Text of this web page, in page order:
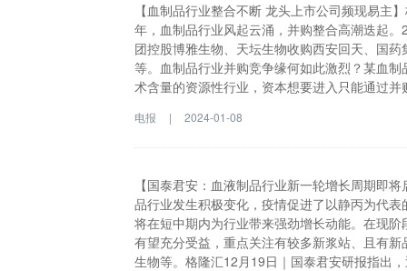
【血制品行业整合不断 龙头上市公司频现易主
年，血制品行业风起云涌，并购整合高潮迭起
团控股博雅生物、天坛生物收购西安回天、国
等。血制品行业并购竞争缘何如此激烈？某血
术含量的资源性行业，资本想要进入只能通过
业风起云涌，并购整合高潮迭起。2021年以来
性行业，资本想要进入只能通过并购。而从全
行业未来发展的大方向。
电报 | 2024-01-08
【国泰君安：血液制品行业新一轮增长周期即
品行业发生积极变化，疫情促进了以静丙为代
将在短中期内为行业带来强劲增长动能。在现
有望充分受益，重点关注有较多新浆站、且有
生物等。格隆汇12月19日｜国泰君安研报指出